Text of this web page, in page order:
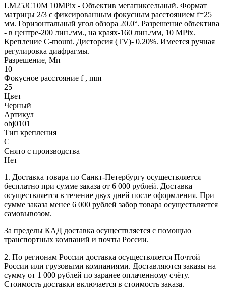
LM25JC10M 10MPix - Объектив мегапиксельный. Формат
матрицы 2/3 с фиксированным фокусным расстоянием f=25
мм. Горизонтальный угол обзора 20.0°. Разрешение объектива
- в центре-200 лин./мм., на краях-160 лин./мм, 10 MPix.
Крепление C-mount. Дисторсия (TV)- 0.20%. Имеется ручная
регулировка диафрагмы.
Разрешение, Мп
10
Фокусное расстояние f , mm
25
Цвет
Черный
Артикул
obj0101
Тип крепления
C
Снято с производства
Нет
1. Доставка товара по Санкт-Петербургу осуществляется
бесплатно при сумме заказа от 6 000 рублей. Доставка
осуществляется в течение двух дней после оформления. При
сумме заказа менее 6 000 рублей забор товара осуществляется
самовывозом.
За пределы КАД доставка осуществляется с помощью
транспортных компаний и почты России.
2. По регионам России доставка осуществляется Почтой
России или грузовыми компаниями. Доставляются заказы на
сумму от 1 000 рублей по заранее оплаченному счёту.
Стоимость доставки включается в стоимость заказа.